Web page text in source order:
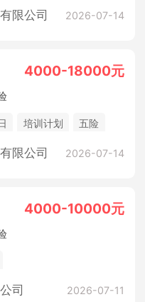
限公司 2026-07-14
4000-18000元
培训计划 五险
限公司 2026-07-14
4000-10000元
司 2026-07-11